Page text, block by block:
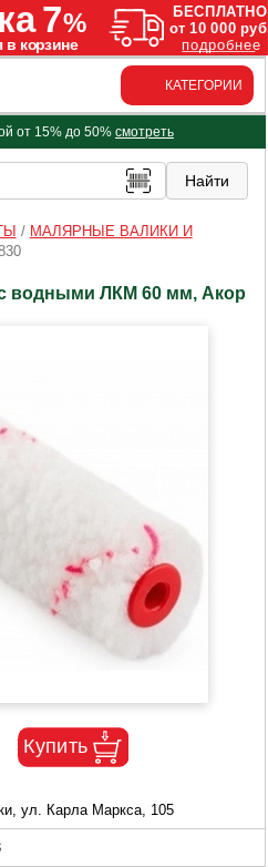
КАТЕГОРИИ
от 15% до 50% смотреть
/ МАЛЯРНЫЕ ВАЛИКИ И
водными ЛКМ 60 мм, Акор
ул. Карла Маркса, 105